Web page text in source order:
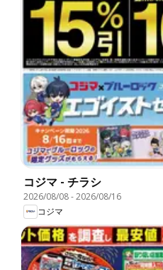
コジマ - チラシ
2026/08/08-2026/08/16
コジマ